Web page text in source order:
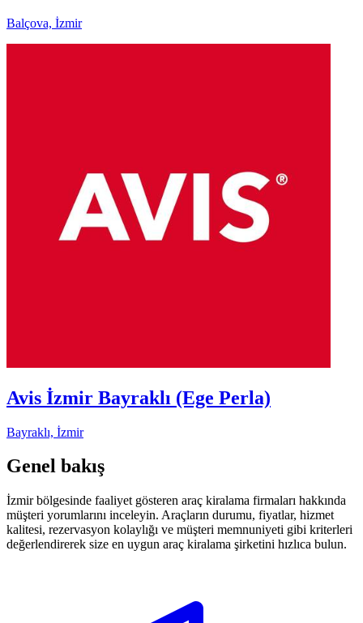
Balçova, İzmir
Avis İzmir Bayraklı (Ege Perla)
Bayraklı, İzmir
Genel bakış
İzmir bölgesinde faaliyet gösteren araç kiralama firmaları hakkında
müşteri yorumlarını inceleyin. Araçların durumu, fiyatlar, hizmet
kalitesi, rezervasyon kolaylığı ve müşteri memnuniyeti gibi kriterleri
değerlendirerek size en uygun araç kiralama şirketini hızlıca bulun.